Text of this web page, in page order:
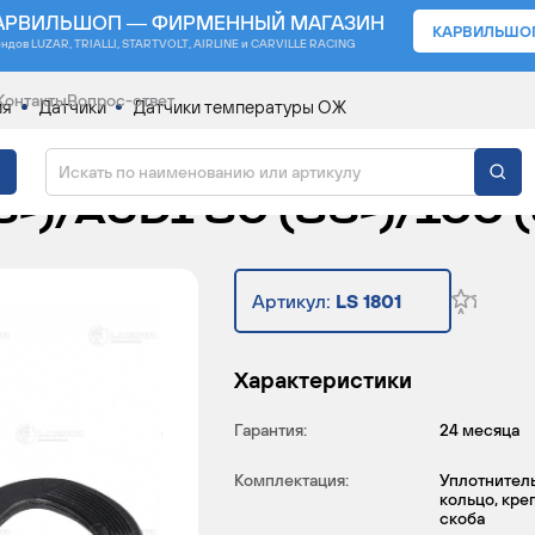
— ФИРМЕННЫЙ МАГАЗИН
LUZAR, TRIALLI, STARTVOLT, AIRLINE и CARVILLE RACING
Вопрос-ответ
Датчики Датчики температуры ОЖ
ДЛЯ
)/AUDI 80 (86-)/100
Артикул: LS 1801
Характеристики
Гарантия: 24 месяца
Комплектация:
кольцо,
скоба